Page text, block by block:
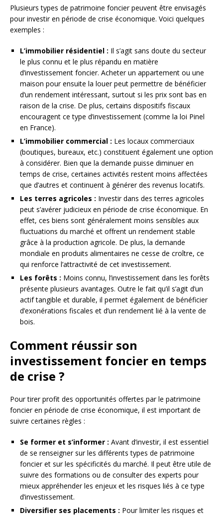
Plusieurs types de patrimoine foncier peuvent être envisagés
pour investir en période de crise économique. Voici quelques
exemples :
L’immobilier résidentiel : Il s’agit sans doute du secteur
le plus connu et le plus répandu en matière
d’investissement foncier. Acheter un appartement ou une
maison pour ensuite la louer peut permettre de bénéficier
d’un rendement intéressant, surtout si les prix sont bas en
raison de la crise. De plus, certains dispositifs fiscaux
encouragent ce type d’investissement (comme la loi Pinel
en France).
L’immobilier commercial : Les locaux commerciaux
(boutiques, bureaux, etc.) constituent également une option
à considérer. Bien que la demande puisse diminuer en
temps de crise, certaines activités restent moins affectées
que d’autres et continuent à générer des revenus locatifs.
Les terres agricoles : Investir dans des terres agricoles
peut s’avérer judicieux en période de crise économique. En
effet, ces biens sont généralement moins sensibles aux
fluctuations du marché et offrent un rendement stable
grâce à la production agricole. De plus, la demande
mondiale en produits alimentaires ne cesse de croître, ce
qui renforce l’attractivité de cet investissement.
Les forêts : Moins connu, l’investissement dans les forêts
présente plusieurs avantages. Outre le fait qu’il s’agit d’un
actif tangible et durable, il permet également de bénéficier
d’exonérations fiscales et d’un rendement lié à la vente de
bois.
Comment réussir son
investissement foncier en temps
de crise ?
Pour tirer profit des opportunités offertes par le patrimoine
foncier en période de crise économique, il est important de
suivre certaines règles :
Se former et s’informer : Avant d’investir, il est essentiel
de se renseigner sur les différents types de patrimoine
foncier et sur les spécificités du marché. Il peut être utile de
suivre des formations ou de consulter des experts pour
mieux appréhender les enjeux et les risques liés à ce type
d’investissement.
Diversifier ses placements : Pour limiter les risques et